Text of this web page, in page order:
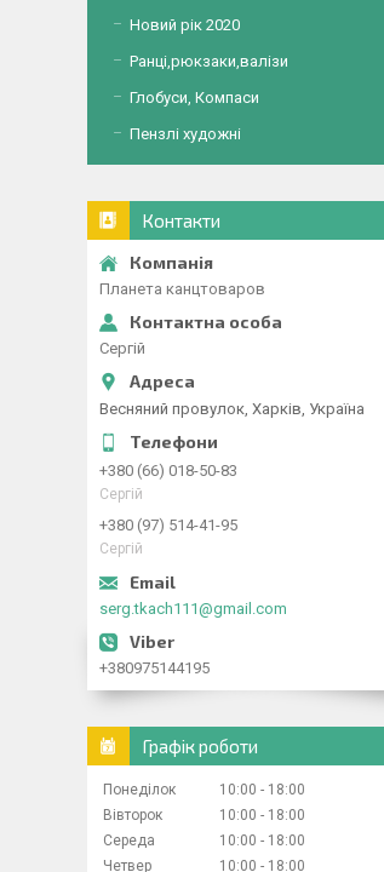
Новий рік 2020
Ранці,рюкзаки,валізи
Глобуси, Компаси
Пензлі художні
Контакти
Планета канцтоваров
Сергій
Весняний провулок, Харків, Україна
+380 (66) 018-50-83
Сергій
+380 (97) 514-41-95
Сергій
serg.tkach111@gmail.com
+380975144195
Графік роботи
Понеділок 10:00
18:00
Вівторок
10:00
18:00
Середа
10:00
18:00
Четвер
10:00 18:00